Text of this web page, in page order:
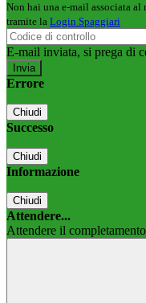
Non hai una e-mail associata al
tramite la Login Spaggiari
E-mail inviata, si prega di
Errore
Chiudi
Successo
Chiudi
Informazione
Chiudi
Attendere...
Attendere il